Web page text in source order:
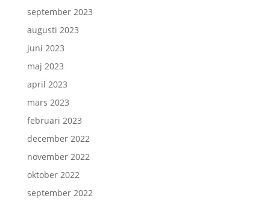
september 2023
augusti 2023
juni 2023
maj 2023
april 2023
mars 2023
februari 2023
december 2022
november 2022
oktober 2022
september 2022